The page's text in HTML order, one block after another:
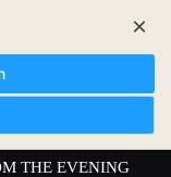
×
THE EVENING